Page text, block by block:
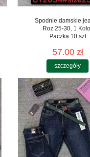
Spodnie damskie
Roz 25-30, 1
Paczka 10 szt
57.00 zł
szczegóły